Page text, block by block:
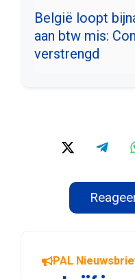
België loopt
aan btw mis:
verstrengd
PAL